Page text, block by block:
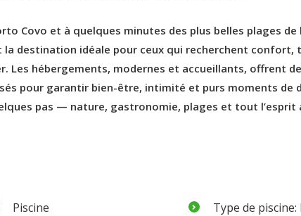
Covo et à quelques minutes des plus belles plages de
la destination idéale pour ceux qui recherchent
Les hébergements, modernes et accueillants, offrent
pour garantir bien-être, intimité et purs moments de
pas — nature, gastronomie, plages et tout l’esprit
Piscine
Type de piscine: